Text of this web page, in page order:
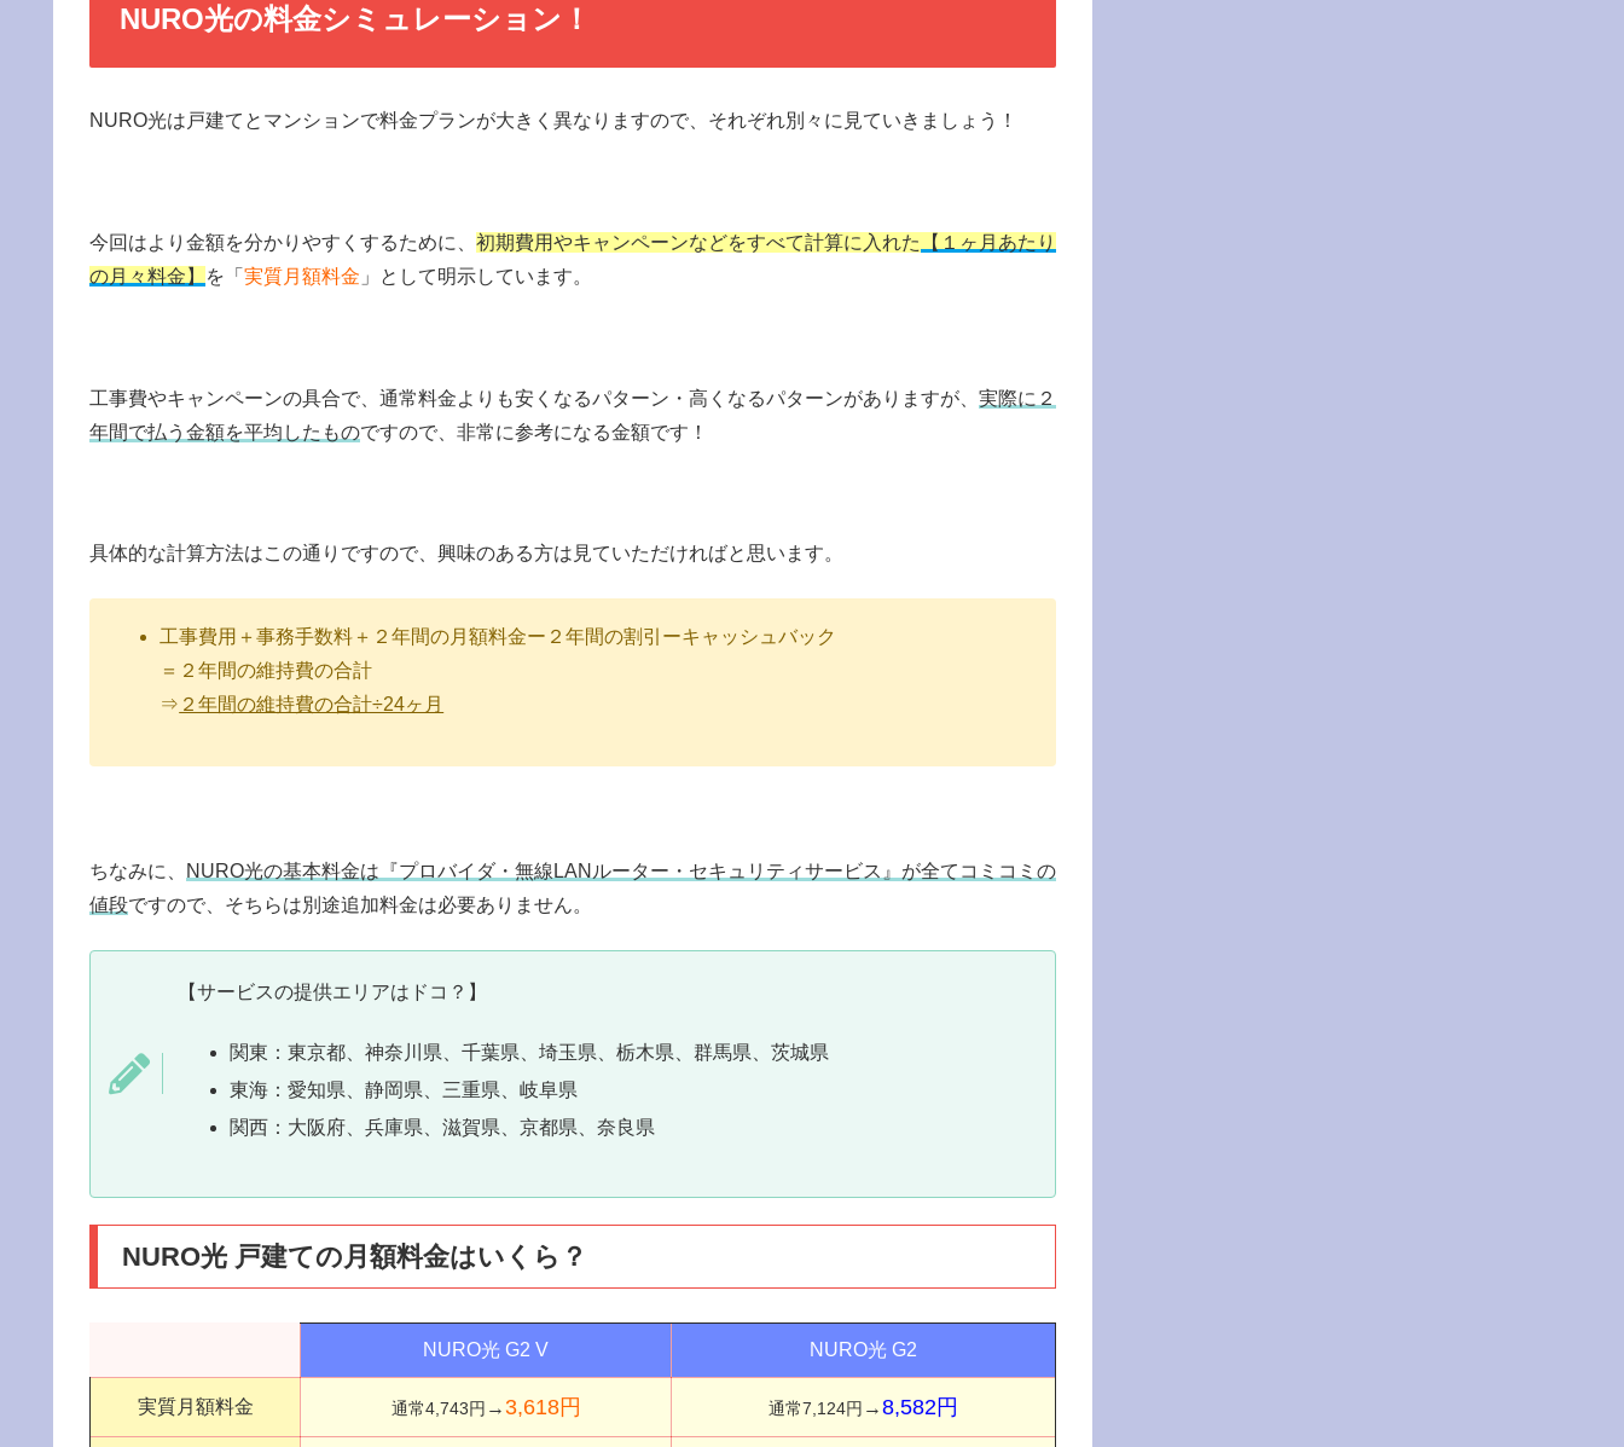
NURO光の料金シミュレーション！
NURO光は戸建てとマンションで料金プランが大きく異なりますので、それぞれ別々に見ていきましょう！
今回はより金額を分かりやすくするために、 初期費用やキャンペーンなどをすべて計算に入れた
【１ヶ月あたり
の月々料金】
を「 実質月額料金 」として明示しています。
工事費やキャンペーンの具合で、通常料金よりも安くなるパターン・高くなるパターンがありますが、 実際に２
年間で払う金額を平均したものですので、非常に参考になる金額です！
具体的な計算方法はこの通りですので、興味のある方は見ていただければと思います。
工事費用＋事務手数料＋２年間の月額料金ー２年間の割引ーキャッシュバック
＝２年間の維持費の合計
⇒ ２年間の維持費の合計÷24ヶ月
ちなみに、
NURO光の基本料金は『プロバイダ・無線LANルーター・セキュリティサービス』が全てコミコミの
値段ですので、そちらは別途追加料金は必要ありません。
【サービスの提供エリアはドコ？】
関東：東京都、神奈川県、千葉県、埼玉県、栃木県、群馬県、茨城県
東海：愛知県、静岡県、三重県、岐阜県
関西：大阪府、兵庫県、滋賀県、京都県、奈良県
NURO光 戸建ての月額料金はいくら？
NURO光 G2 V NURO光 G2
実質月額料金 通常4,743円 → 3,618円 通常7,124円 →8,582円